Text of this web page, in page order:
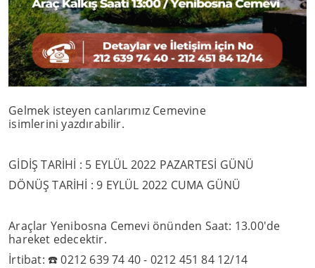
Gelmek isteyen canlarımız Cemevine
isimlerini yazdırabilir.
GİDİŞ TARİHİ : 5 EYLÜL 2022 PAZARTESİ GÜNÜ
DÖNÜŞ TARİHİ : 9 EYLÜL 2022 CUMA GÜNÜ
Araçlar Yenibosna Cemevi önünden Saat: 13.00'de
hareket edecektir.
İrtibat: ☎️ 0212 639 74 40 - 0212 451 84 12/14